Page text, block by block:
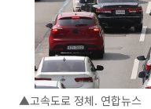
▲고속도로 정체. 연합뉴스